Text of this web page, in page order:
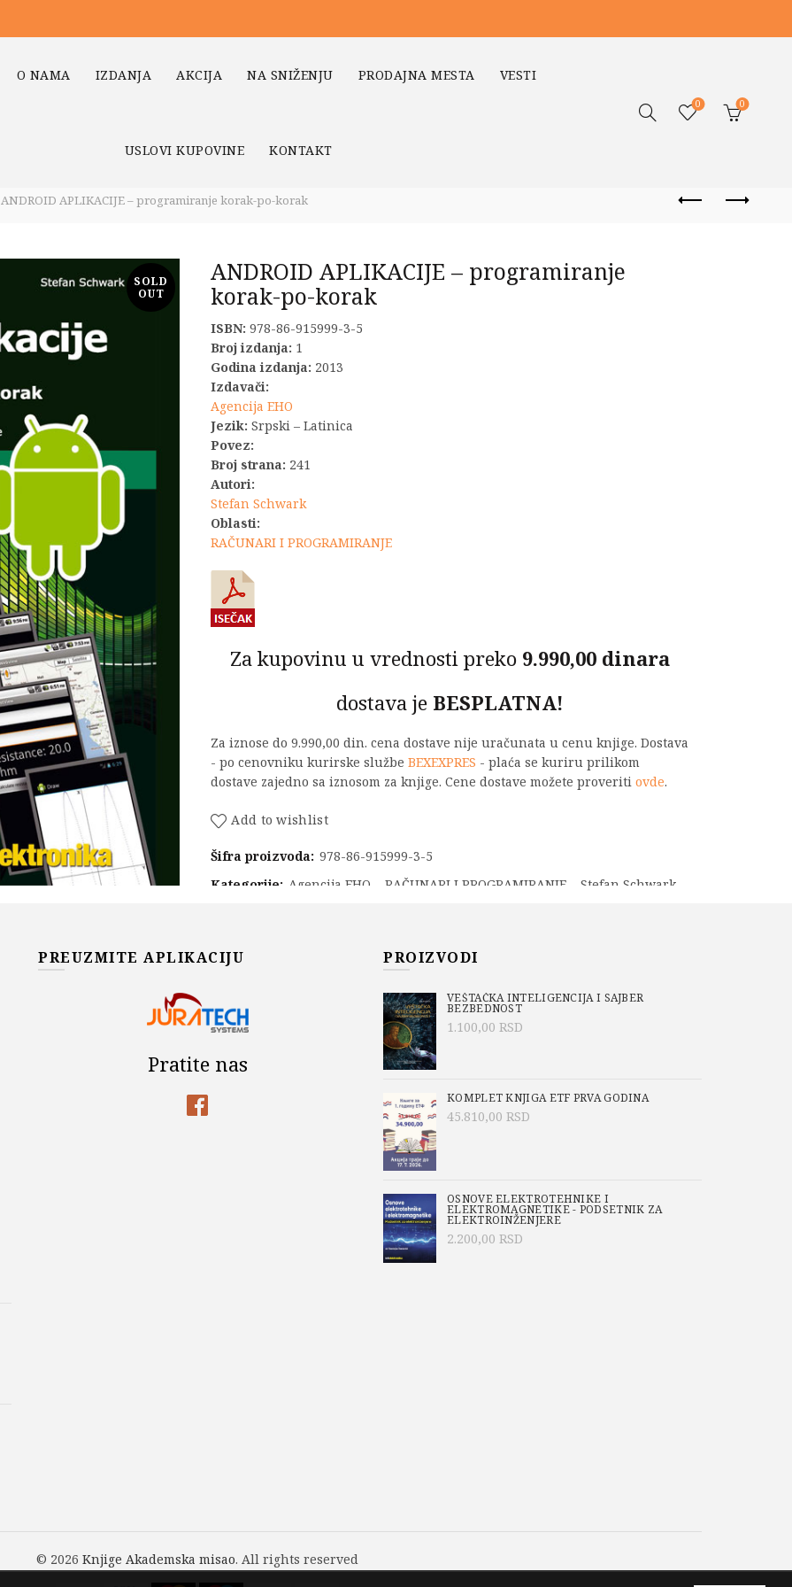
O NAMA IZDANJA AKCIJA NA SNIŽENJU PRODAJNA MESTA VESTI
USLOVI KUPOVINE KONTAKT
0 0
ANDROID APLIKACIJE – programiranje korak-po-korak
SOLD
OUT
ANDROID APLIKACIJE – programiranje
korak-po-korak
ISBN: 978-86-915999-3-5
Broj izdanja: 1
Godina izdanja: 2013
Izdavači:
Agencija EHO
Jezik: Srpski – Latinica
Povez:
Broj strana: 241
Autori:
Stefan Schwark
Oblasti:
RAČUNARI I PROGRAMIRANJE
Za kupovinu u vrednosti preko 9.990,00 dinara
dostava je BESPLATNA!
Za iznose do 9.990,00 din. cena dostave nije uračunata u cenu knjige. Dostava
- po cenovniku kurirske službe BEXEXPRES - plaća se kuriru prilikom
dostave zajedno sa iznosom za knjige. Cene dostave možete proveriti ovde.
Add to wishlist
Šifra proizvoda: 978-86-915999-3-5
Kategorije: Agencija EHO RAČUNARI I PROGRAMIRANJE Stefan Schwark
PREUZMITE APLIKACIJU
Pratite nas
PROIZVODI
VEŠTAČKA INTELIGENCIJA I SAJBER
BEZBEDNOST
1.100,00 RSD
KOMPLET KNJIGA ETF PRVA GODINA
45.810,00 RSD
OSNOVE ELEKTROTEHNIKE I
ELEKTROMAGNETIKE - PODSETNIK ZA
ELEKTROINŽENJERE
2.200,00 RSD
© 2026 Knjige Akademska misao. All rights reserved